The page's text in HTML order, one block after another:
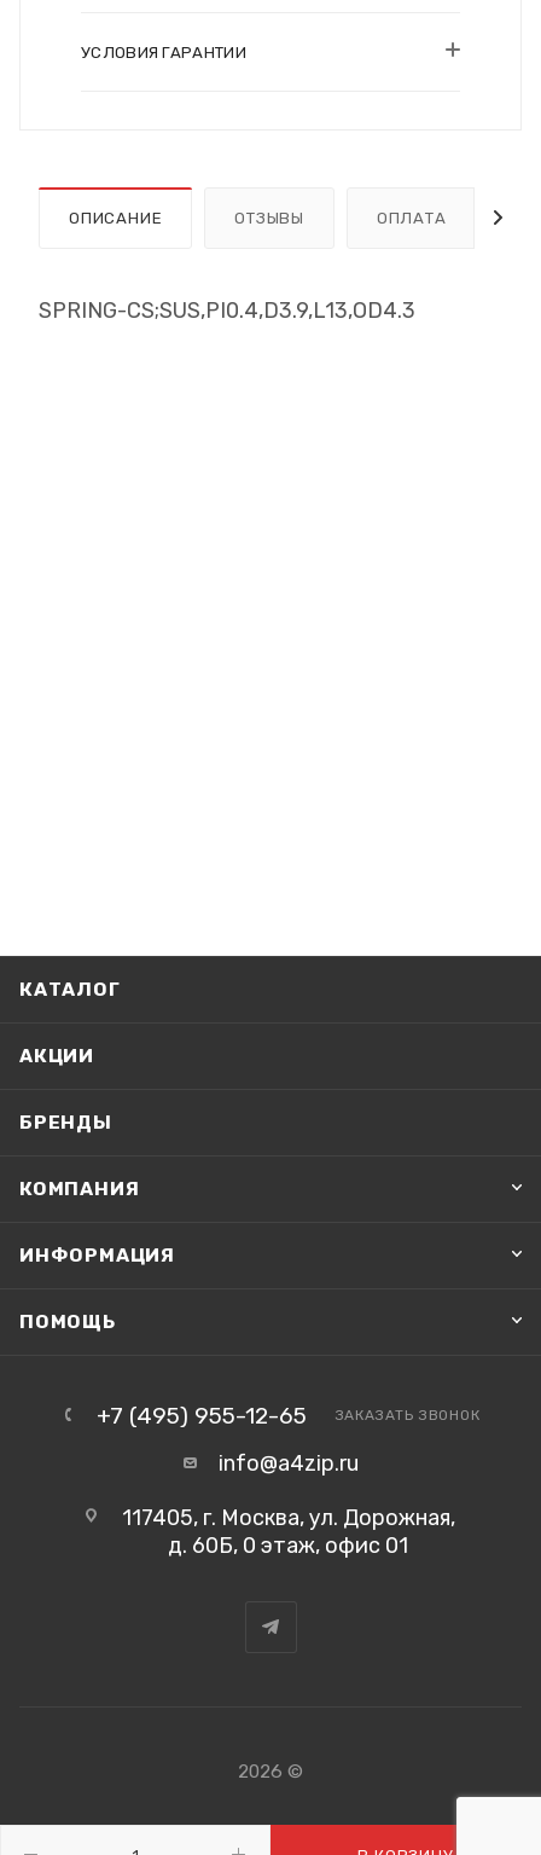
УСЛОВИЯ ГАРАНТИИ
ОПИСАНИЕ ОТЗЫВЫ ОПЛАТА
SPRING-CS;SUS,PI0.4,D3.9,L13,OD4.3
КАТАЛОГ
АКЦИИ
БРЕНДЫ
КОМПАНИЯ
ИНФОРМАЦИЯ
ПОМОЩЬ
+7 (495) 955-12-65 ЗАКАЗАТЬ ЗВОНОК
info@a4zip.ru
117405, г. Москва, ул. Дорожная,
д. 60Б, 0 этаж, офис 01
2026 ©